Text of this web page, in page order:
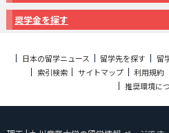
奨学金を探す
日本の留学ニュース 留学先を探す 留
索引検索
サイトマップ 利用規約
推奨環境に